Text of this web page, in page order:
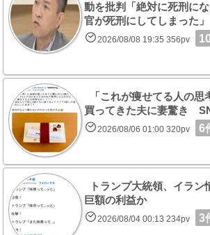
動を批判「絶対に死刑に
官が死刑にしてしまった」
2026/08/08 19:35 356pv
「これが痩せてる人の思
買ってきた夫に妻驚き
2026/08/06 01:00 320pv 6
トランプ大統領、イラン
巨額の利益か
2026/08/04 00:13 234pv 3